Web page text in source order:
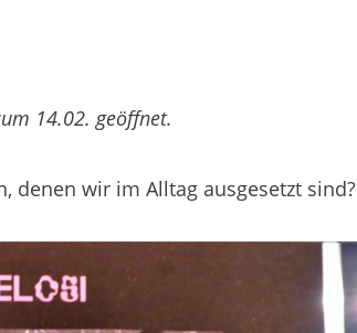
14.02. geöffnet.
denen wir im Alltag ausgesetzt sind?